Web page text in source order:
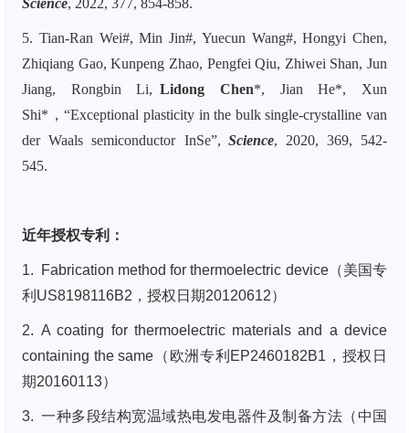
Science, 2022, 377, 854-858.
5. Tian-Ran Wei#, Min Jin#, Yuecun Wang#, Hongyi Chen,
Zhiqiang Gao, Kunpeng Zhao, Pengfei Qiu, Zhiwei Shan, Jun
Jiang, Rongbin Li,Lidong Chen*, Jian He*, Xun
Shi*，“Exceptional plasticity in the bulk single-crystalline van
der Waals semiconductor InSe”, Science, 2020, 369, 542-
545.
近年授权专利：
1. Fabrication method for thermoelectric device（美国专
利US8198116B2，授权日期20120612）
2. A coating for thermoelectric materials and a device
containing the same（欧洲专利EP2460182B1，授权日
期20160113）
3. 一种多段结构宽温域热电发电器件及制备方法（中国